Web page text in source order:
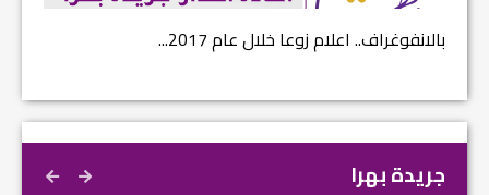
بالانفوغراف.. اعلام زوعا خلال عام 2017...
جريدة بهرا